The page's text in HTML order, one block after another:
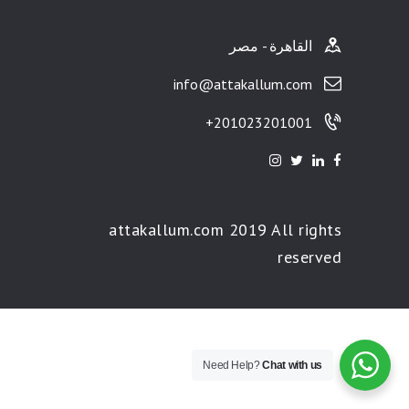
القاهرة - مصر
info@attakallum.com
201023201001+
attakallum.com 2019 All rights
reserved
Need Help?Chat with us